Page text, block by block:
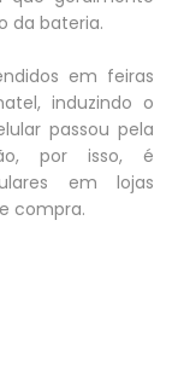
da bateria.
em feiras
induzindo o
passou pela
por isso, é
em lojas
compra.